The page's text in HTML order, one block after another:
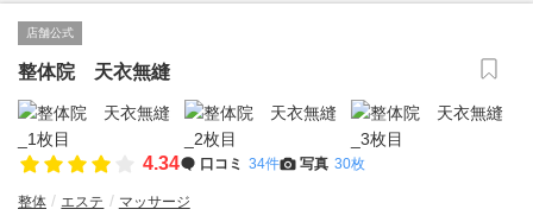
店舗公式
整体院 天衣無縫
4.34 口コミ 34件 写真 30枚
整体 エステ マッサージ